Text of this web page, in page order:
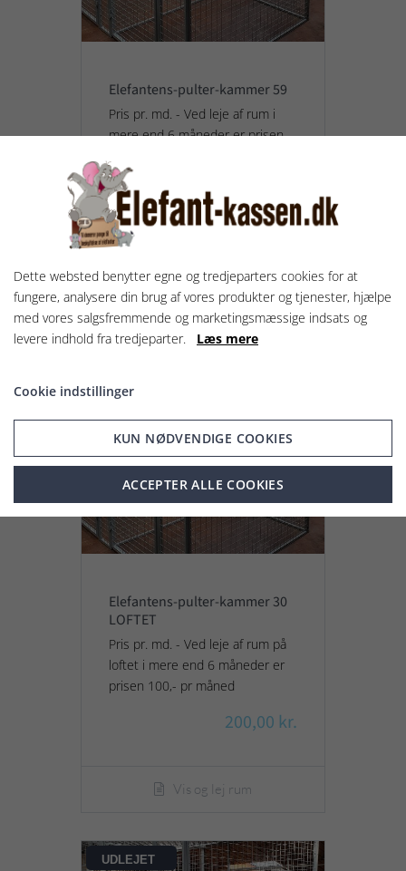
Elefantens-pulter-kammer 59
Pris pr. md. - Ved leje af rum i
mere end 6 måneder er prisen
200,00 kr.
Elefantens-pulter-kammer 30
LOFTET
Pris pr. md. - Ved leje af rum på
loftet i mere end 6 måneder er
prisen 100,- pr måned
200,00 kr.
Vis og lej rum
UDLEJET
Dette websted benytter egne og tredjeparters cookies for at
fungere, analysere din brug af vores produkter og tjenester, hjælpe
med vores salgsfremmende og marketingsmæssige indsats og
levere indhold fra tredjeparter. Læs mere
Cookie indstillinger
KUN NØDVENDIGE COOKIES
ACCEPTER ALLE COOKIES